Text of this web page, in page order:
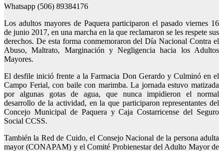
Whatsapp (506) 89384176
Los adultos mayores de Paquera participaron el pasado viernes 16
de junio 2017, en una marcha en la que reclamaron se les respete sus
derechos. De esta forma conmemoraron del Día Nacional Contra el
Abuso, Maltrato, Marginación y Negligencia hacia los Adultos
Mayores.
El desfile inició frente a la Farmacia Don Gerardo y Culminó en el
Campo Ferial, con baile con marimba. La jornada estuvo matizada
por algunas gotas de agua, que nunca impidieron el normal
desarrollo de la actividad, en la que participaron representantes del
Concejo Municipal de Paquera y Caja Costarricense del Seguro
Social CCSS.
También la Red de Cuido, el Consejo Nacional de la persona adulta
mayor (CONAPAM) y el Comité Probienestar del Adulto Mayor de